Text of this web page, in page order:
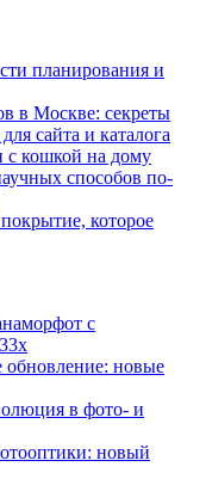
планирования и
в Москве: секреты
сайта и каталога
с кошкой на дому
способов по-
которое
с
обновление: новые
в фото- и
новый